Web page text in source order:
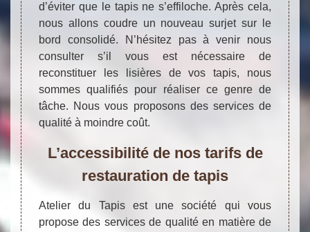
d’éviter que le tapis ne s’effiloche. Après cela,
nous allons coudre un nouveau surjet sur le
bord consolidé. N’hésitez pas à venir nous
consulter s’il vous est nécessaire de
reconstituer les lisières de vos tapis, nous
sommes qualifiés pour réaliser ce genre de
tâche. Nous vous proposons des services de
qualité à moindre coût.
L’accessibilité de nos tarifs de
restauration de tapis
Atelier du Tapis est une société qui vous
propose des services de qualité en matière de